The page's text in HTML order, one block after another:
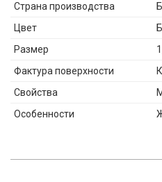
Страна производства
Цвет
Размер
Фактура поверхности
Свойства
Особенности